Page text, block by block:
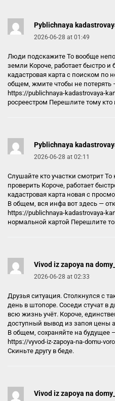
Pyblichnaya
2026-06-28 at 01:49
Люди подскажите То вообще
земли Короче, работает быстро и
кадастровая карта с поиском по
общем, жмите чтобы не потерять
https://publichnaya-kadastrovaya-
росреестром Перешлите тому кто
Pyblichnaya
2026-06-28 at 02:11
Слушайте кто участки смотрит То
проверить Короче, работает
кадастровая карта новая с
В общем, вся инфа вот здесь —
https://publichnaya-kadastrovaya-
нормальной картой Перешлите
Vivod iz zapoya na
2026-06-28 at 02:33
Друзья ситуация. Столкнулся с
день в штопоре. Соседи стучат в
всю жизнь учёт. Короче,
доступный вывод из запоя цены
В общем, сохраняйте на будущее
https://vyvod-iz-zapoya-na-domu-
Скиньте другу в беде.
Vivod iz zapoya na